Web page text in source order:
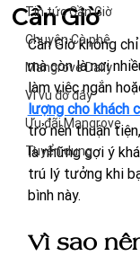
Tin tức Cần Giờ
Chuyện Cà phê
Mangrove Daily
Vi vu đó đây
Ưu đãi Mangrove
Tuyển dụng
Cần Giờ
Cần Giờ không
mà còn là nơi
làm việc ngắn
lượng cho khách
trở nên thuận
là những gợi ý
trú lý tưởng khi
bình này.
Vì sao